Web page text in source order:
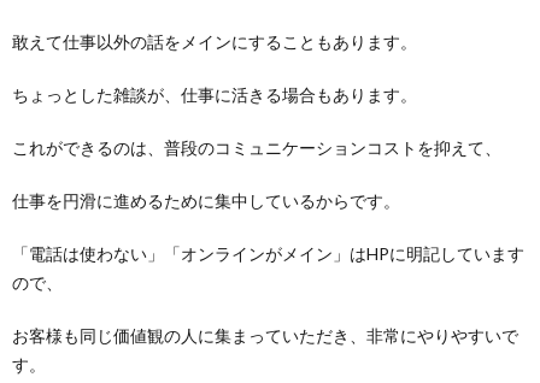
敢えて仕事以外の話をメインにすることもあります。
ちょっとした雑談が、仕事に活きる場合もあります。
これができるのは、普段のコミュニケーションコストを抑えて、
仕事を円滑に進めるために集中しているからです。
「電話は使わない」「オンラインがメイン」はHPに明記しています
ので、
お客様も同じ価値観の人に集まっていただき、非常にやりやすいで
す。